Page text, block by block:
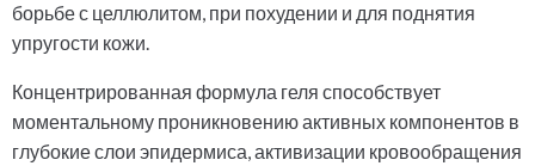
борьбе с целлюлитом, при похудении и для поднятия
упругости кожи.
Концентрированная формула геля способствует
моментальному проникновению активных компонентов в
глубокие слои эпидермиса, активизации кровообращения